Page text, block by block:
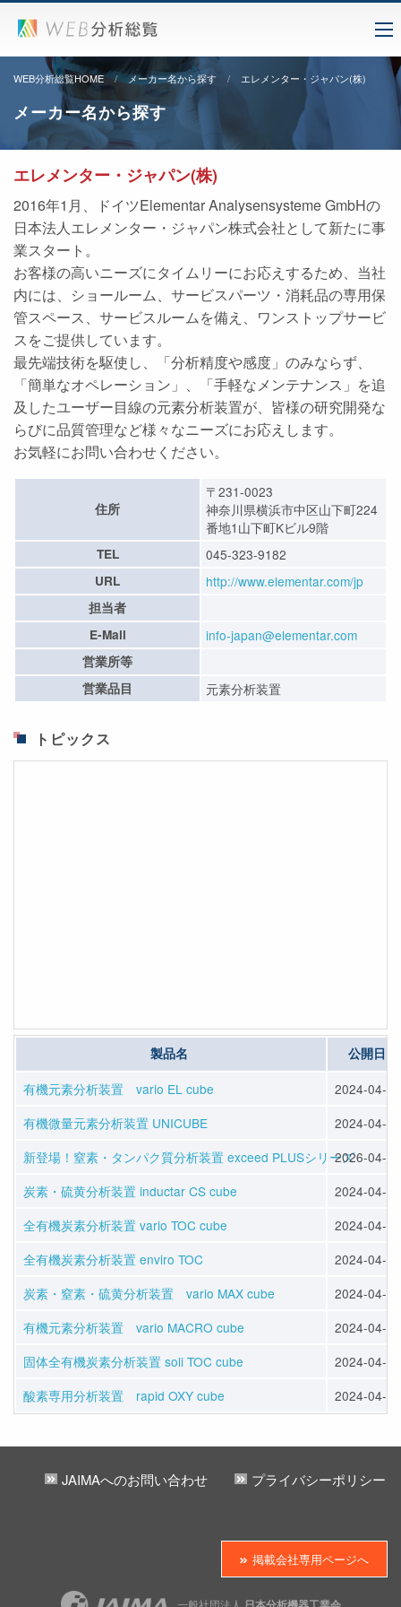
WEB分析総覧HOME メーカー名から探す エレメンター・ジャパン(株)
メーカー名から探す
エレメンター・ジャパン(株)
2016年1月、ドイツElementar Analysensysteme GmbHの
日本法人エレメンター・ジャパン株式会社として新たに事
業スタート。
お客様の高いニーズにタイムリーにお応えするため、当社
内には、ショールーム、サービスパーツ・消耗品の専用保
管スペース、サービスルームを備え、ワンストップサービ
スをご提供しています。
最先端技術を駆使し、「分析精度や感度」のみならず、
「簡単なオペレーション」、「手軽なメンテナンス」を追
及したユーザー目線の元素分析装置が、皆様の研究開発な
らびに品質管理など様々なニーズにお応えします。
お気軽にお問い合わせください。
住所
〒231-0023
神奈川県横浜市中区山下町224
番地1山下町Kビル9階
TEL 045-323-9182
URL http://www.elementar.com/jp
担当者
E-Mail
info-japan@elementar.com
営業所等
営業品目
元素分析装置
トピックス
製品名 公開日
有機元素分析装置 vario EL cube
2024-04-12
有機微量元素分析装置 UNICUBE
2024-04-12
新登場！窒素・タンパク質分析装置 exceed PLUSシリーズ2026-04-13
炭素・硫黄分析装置 inductar CS cube
2024-04-12
全有機炭素分析装置 vario TOC cube
2024-04-12
全有機炭素分析装置 enviro TOC
2024-04-12
炭素・窒素・硫黄分析装置 vario MAX cube
2024-04-12
有機元素分析装置 vario MACRO cube
2024-04-12
固体全有機炭素分析装置 soli TOC cube
2024-04-12
酸素専用分析装置 rapid OXY cube
2024-04-12
JAIMAへのお問い合わせ プライバシーポリシー
掲載会社専用ページへ
一般社団法人